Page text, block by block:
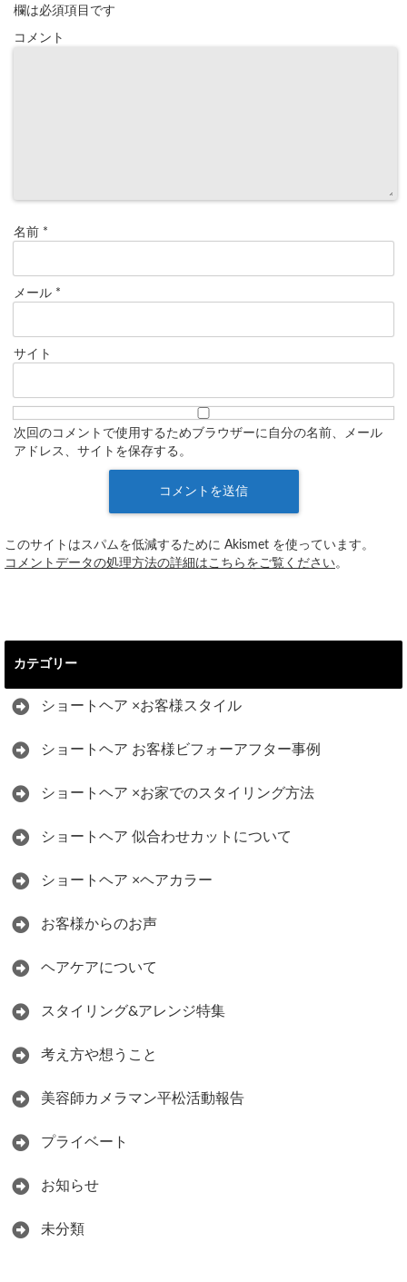
欄は必須項目です
コメント
名前 *
メール *
サイト
次回のコメントで使用するためブラウザーに自分の名前、メール
アドレス、サイトを保存する。
このサイトはスパムを低減するために Akismet を使っています。
コメントデータの処理方法の詳細はこちらをご覧ください。
カテゴリー
ショートヘア ×お客様スタイル
ショートヘア お客様ビフォーアフター事例
ショートヘア ×お家でのスタイリング方法
ショートヘア 似合わせカットについて
ショートヘア ×ヘアカラー
お客様からのお声
ヘアケアについて
スタイリング&アレンジ特集
考え方や想うこと
美容師カメラマン平松活動報告
プライベート
お知らせ
未分類